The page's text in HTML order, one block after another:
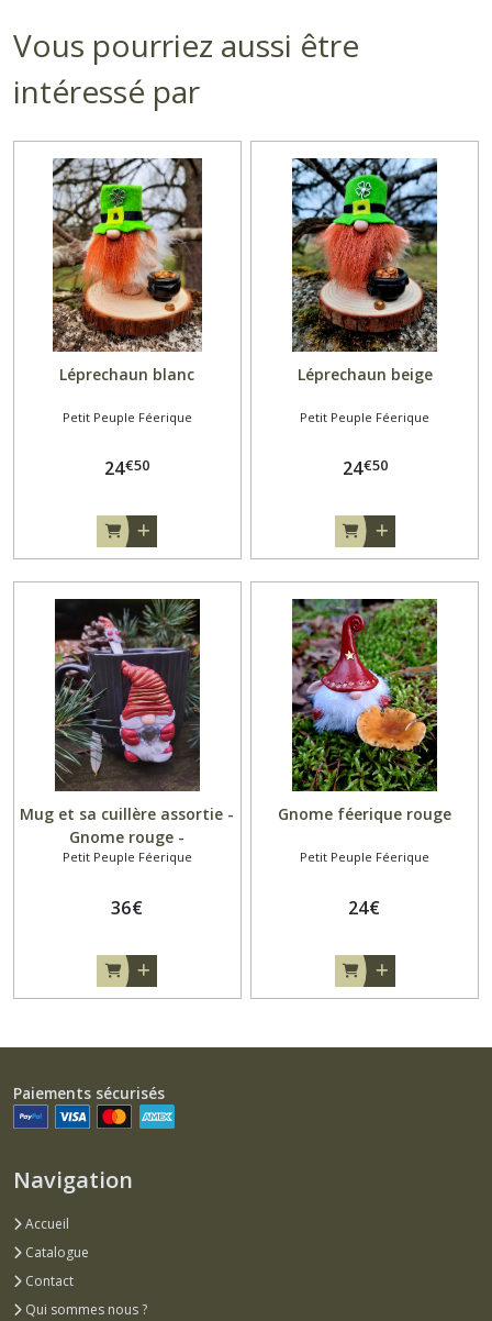
Vous pourriez aussi être
intéressé par
Léprechaun blanc
Petit Peuple Féerique
24€50
Léprechaun beige
Petit Peuple Féerique
24€50
Mug et sa cuillère assortie -
Gnome rouge -
Petit Peuple Féerique
36€
Gnome féerique rouge
Petit Peuple Féerique
24€
Paiements sécurisés
Navigation
Accueil
Catalogue
Contact
Qui sommes nous ?